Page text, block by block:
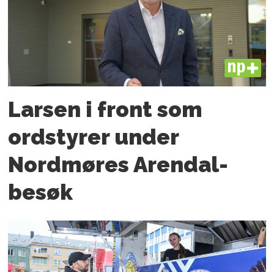
PLUS
Larsen i front som
ordstyrer under
Nordmøres Arendal-
besøk